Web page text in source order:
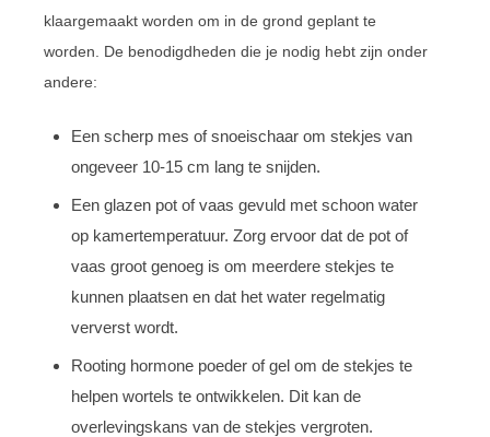
klaargemaakt worden om in de grond geplant te
worden. De benodigdheden die je nodig hebt zijn onder
andere:
Een scherp mes of snoeischaar om stekjes van
ongeveer 10-15 cm lang te snijden.
Een glazen pot of vaas gevuld met schoon water
op kamertemperatuur. Zorg ervoor dat de pot of
vaas groot genoeg is om meerdere stekjes te
kunnen plaatsen en dat het water regelmatig
ververst wordt.
Rooting hormone poeder of gel om de stekjes te
helpen wortels te ontwikkelen. Dit kan de
overlevingskans van de stekjes vergroten.